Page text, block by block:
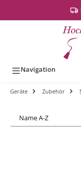
Navigation
Geräte Zubehör